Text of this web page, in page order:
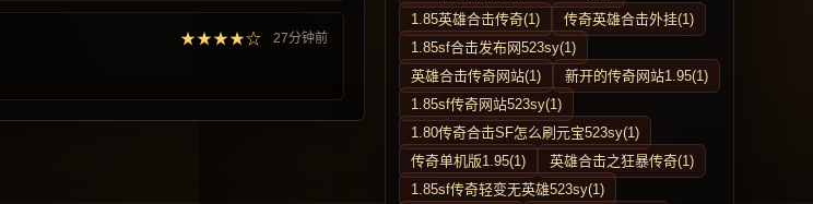
★★★★☆ 27分钟前
1.85英雄合击传奇(1)
传奇英雄合击外挂(1)
1.85sf合击发布网523sy(1)
英雄合击传奇网站(1)
新开的传奇网站1.95(1)
1.85sf传奇网站523sy(1)
1.80传奇合击SF怎么刷元宝523sy(1)
传奇单机版1.95(1)
英雄合击之狂暴传奇(1)
1.85sf传奇轻变无英雄523sy(1)